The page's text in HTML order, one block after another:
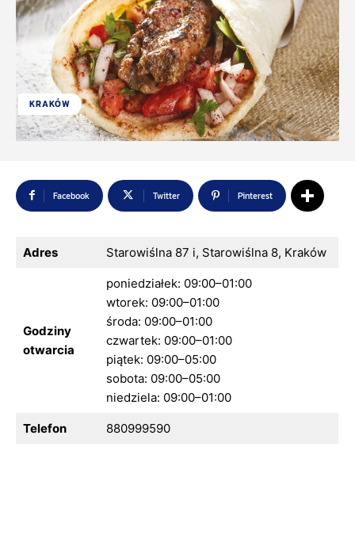
KRAKÓW
Facebook Twitter Pinterest
Adres Starowiślna 87 i, Starowiślna 8, Kraków
Godziny
otwarcia
poniedziałek: 09:00–01:00
wtorek: 09:00–01:00
środa: 09:00–01:00
czwartek: 09:00–01:00
piątek: 09:00–05:00
sobota: 09:00–05:00
niedziela: 09:00–01:00
Telefon 880999590